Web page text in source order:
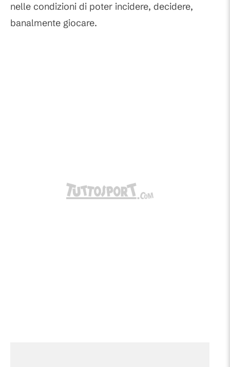
nelle condizioni di poter incidere, decidere,
banalmente giocare.